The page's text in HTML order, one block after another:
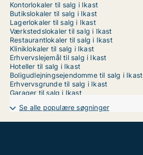
Kontorlokaler til salg i Ikast
Butikslokaler til salg i Ikast
Lagerlokaler til salg i Ikast
Værkstedslokaler til salg i Ikast
Restaurantlokaler til salg i Ikast
Kliniklokaler til salg i Ikast
Erhvervslejemål til salg i Ikast
Hoteller til salg i Ikast
Boligudlejningsejendomme til salg i Ikast
Erhvervsgrunde til salg i Ikast
Garager til salg i Ikast
Se alle populære søgninger